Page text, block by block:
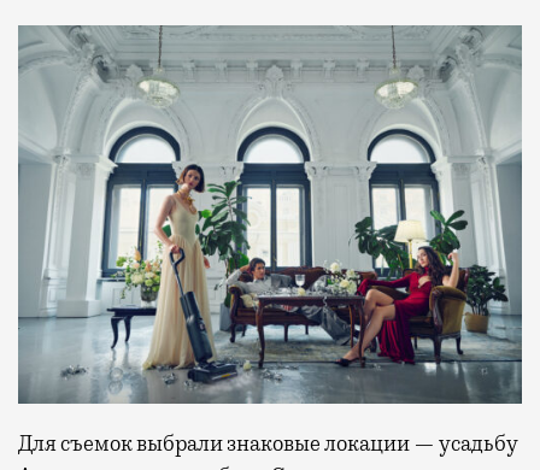
Для съемок выбрали знаковые локации — усадьбу